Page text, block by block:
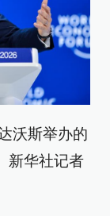
沃斯举办的
新华社记者